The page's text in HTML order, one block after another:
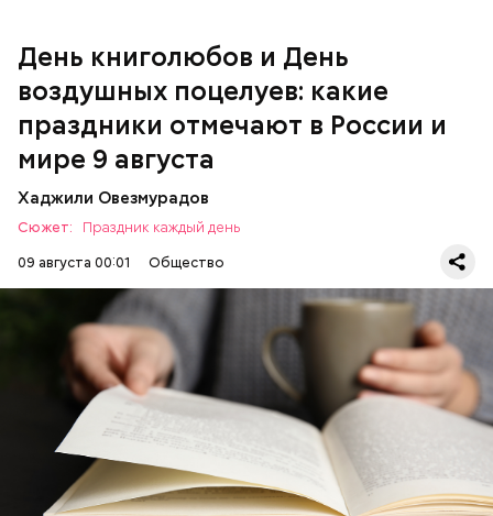
День книголюбов и День
воздушных поцелуев: какие
праздники отмечают в России и
мире 9 августа
Хаджили Овезмурадов
Сюжет:
Праздник каждый день
09 августа 00:01
Общество
В День книголюбов проходят книжные ярмарки,
выставки и распродажи. В библиотеках
организуются поэтические вечера и групповые
чтения, а писатели презентуют свои новые работы.
Отметить эту дату можно и самостоятельно,
перечитав свою любимую книгу или купив новую.
ПРАЗДНИКИ КНИГИ
ИЗРАИЛЬ
ТРАДИЦИИ